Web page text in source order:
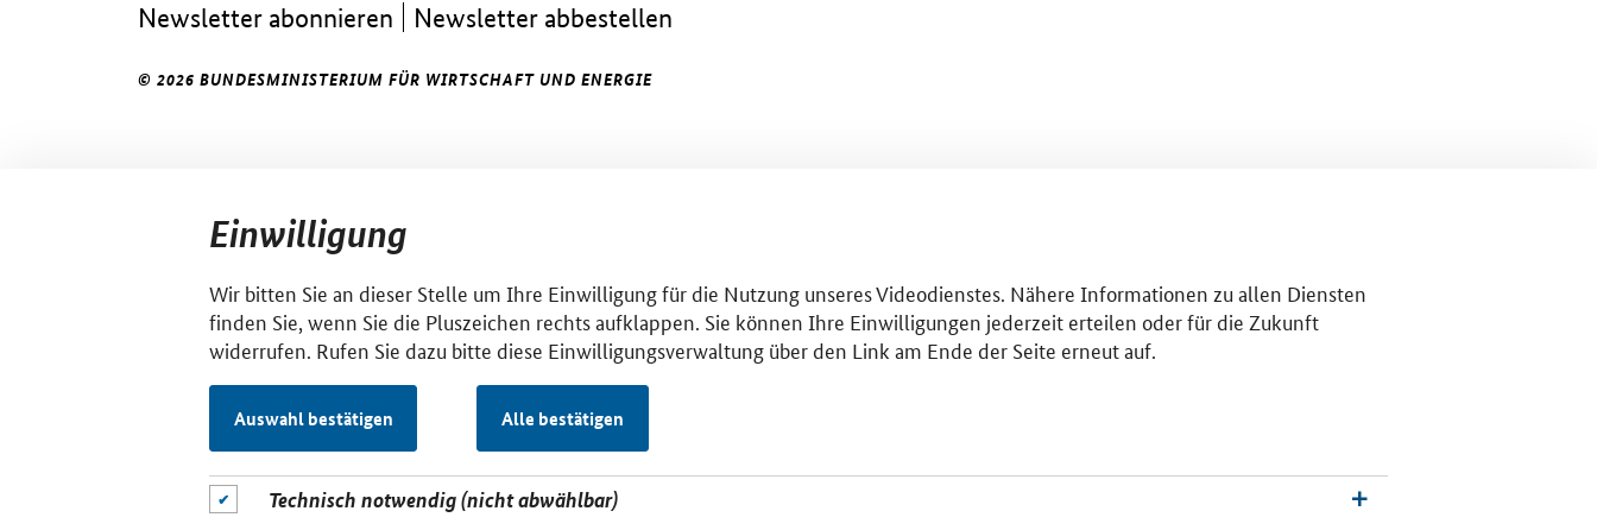
Newsletter abonnieren Newsletter abbestellen
© 2026 BUNDESMINISTERIUM FÜR WIRTSCHAFT UND ENERGIE
Einwilligung
Wir bitten Sie an dieser Stelle um Ihre Einwilligung für die Nutzung unseres Videodienstes. Nähere Informationen zu allen Diensten
finden Sie, wenn Sie die Pluszeichen rechts aufklappen. Sie können Ihre Einwilligungen jederzeit erteilen oder für die Zukunft
widerrufen. Rufen Sie dazu bitte diese Einwilligungsverwaltung über den Link am Ende der Seite erneut auf.
Auswahl bestätigen Alle bestätigen
Technisch notwendig (nicht abwählbar)